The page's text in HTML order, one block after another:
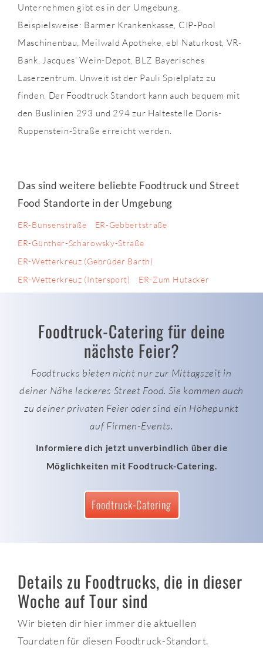
Unternehmen gibt es in der Umgebung.
Beispielsweise: Barmer Krankenkasse, CIP-Pool
Maschinenbau, Meilwald Apotheke, ebl Naturkost, VR-
Bank, Jacques' Wein-Depot, BLZ Bayerisches
Laserzentrum. Unweit ist der Pauli Spielplatz zu
finden. Der Foodtruck Standort kann auch bequem mit
den Buslinien 293 und 294 zur Haltestelle Doris-
Ruppenstein-Straße erreicht werden.
Das sind weitere beliebte Foodtruck und Street
Food Standorte in der Umgebung
ER-Bunsenstraße
ER-Gebbertstraße
ER-Günther-Scharowsky-Straße
ER-Wetterkreuz (Gebrüder Barth)
ER-Wetterkreuz (Intersport)
ER-Zum Hutacker
Foodtruck-Catering für deine
nächste Feier?
Foodtrucks bieten nicht nur zur Mittagszeit in
deiner Nähe leckeres Street Food. Sie kommen auch
zu deiner privaten Feier oder sind ein Höhepunkt
auf Firmen-Events.
Informiere dich jetzt unverbindlich über die
Möglichkeiten mit Foodtruck-Catering.
Foodtruck-Catering
Details zu Foodtrucks, die in dieser
Woche auf Tour sind
Wir bieten dir hier immer die aktuellen
Tourdaten für diesen Foodtruck-Standort.